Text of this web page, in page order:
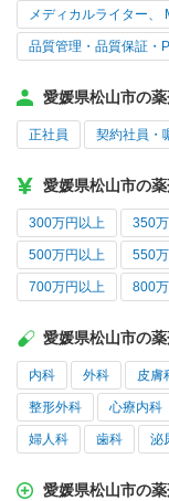
メディカルライター、
品質管理・品質保証・
愛媛県松山市の
正社員 契約社員・
愛媛県松山市の
300万円以上 350
500万円以上 550
700万円以上 800
愛媛県松山市の
内科 外科 皮膚
整形外科 心療内科
婦人科 歯科 泌
愛媛県松山市の